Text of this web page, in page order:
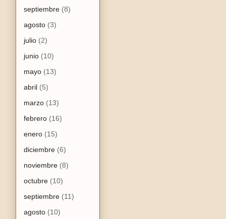
septiembre (8)
agosto (3)
julio (2)
junio (10)
mayo (13)
abril (5)
marzo (13)
febrero (16)
enero (15)
diciembre (6)
noviembre (8)
octubre (10)
septiembre (11)
agosto (10)